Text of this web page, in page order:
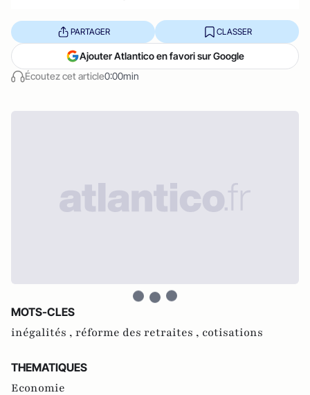
Écoutez cet article0:00min
PARTAGER CLASSER
Ajouter Atlantico en favori sur Google
MOTS-CLES
inégalités , réforme des retraites , cotisations
THEMATIQUES
Economie